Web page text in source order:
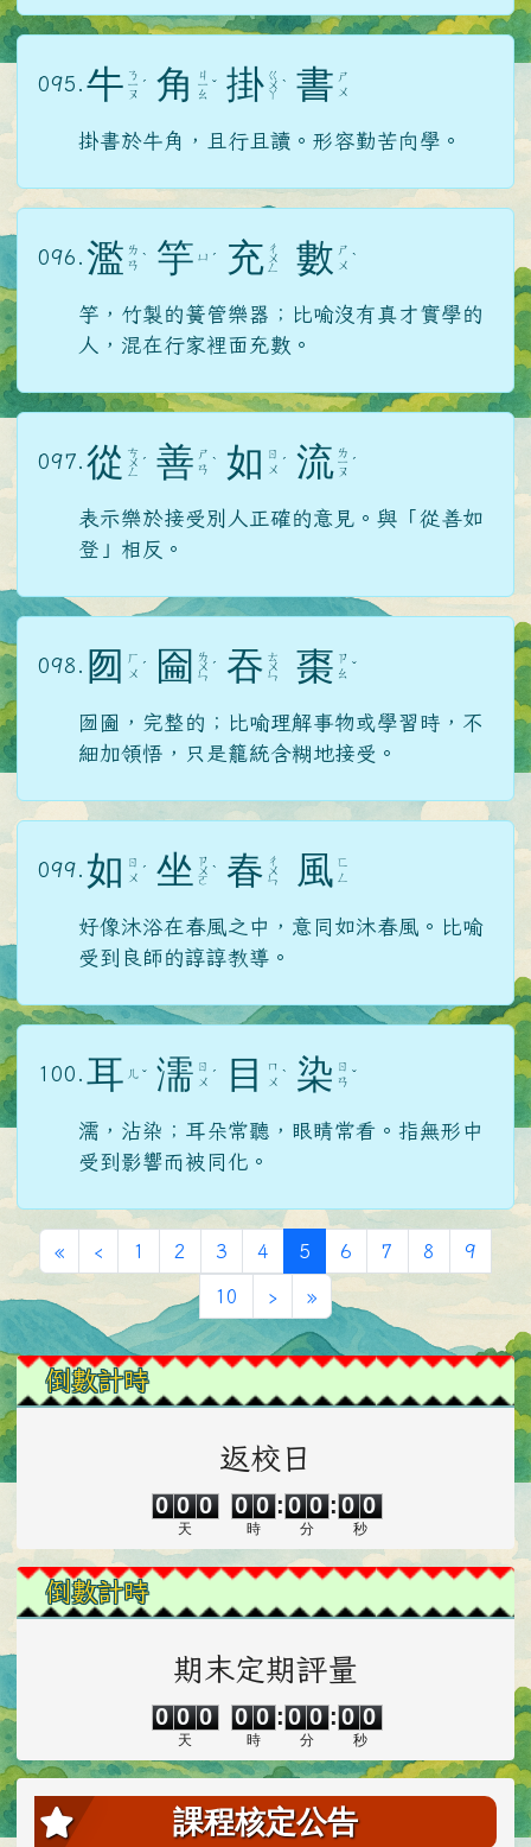
095. 牛 ㄋ
ㄧ
ㄡ
ˊ 角 ㄐ
ㄧ
ㄠ
ˇ 掛 ㄍ
ㄨ
ㄚ
ˋ 書 ㄕ
ㄨ
掛書於牛角，且行且讀。形容勤苦向學。
096. 濫 ㄌ
ㄢ ˋ 竽 ㄩ ˊ 充 ㄔ
ㄨ
ㄥ 數 ㄕ
ㄨ ˋ
竽，竹製的簧管樂器；比喻沒有真才實學的
人，混在行家裡面充數。
097. 從 ㄘ
ㄨ
ㄥ
ˊ 善 ㄕ
ㄢ ˋ 如 ㄖ
ㄨ ˊ 流 ㄌ
ㄧ
ㄡ
ˊ
表示樂於接受別人正確的意見。與「從善如
登」相反。
098. 囫
ㄏ
ㄨ ˊ 圇 ㄌ
ㄨ
ㄣ
ˊ 吞 ㄊ
ㄨ
ㄣ 棗 ㄗ
ㄠ ˇ
囫圇，完整的；比喻理解事物或學習時，不
細加領悟，只是籠統含糊地接受。
099. 如 ㄖ
ㄨ ˊ 坐 ㄗ
ㄨ
ㄛ
ˋ 春 ㄔ
ㄨ
ㄣ 風 ㄈ
ㄥ
好像沐浴在春風之中，意同如沐春風。比喻
受到良師的諄諄教導。
100. 耳 ㄦ ˇ 濡 ㄖ
ㄨ ˊ 目
ㄇ
ㄨ ˋ 染 ㄖ
ㄢ ˇ
濡，沾染；耳朵常聽，眼睛常看。指無形中
受到影響而被同化。
«第一頁
‹ 上一頁
1 2 3 4 5 (目前頁次)
6 7 8 9
10 ›下一頁
»最後頁
左邊區域內容
倒數計時
返校日
0 0 0
天
0
0
0
0
時
:
0
0 0
分
: 0 0
秒
倒數計時
期末定期評量
0
0
0
0
0
天
0
0
0
0
時
:
0
0
0
0
分
:
0
0 0
秒
課程核定公告